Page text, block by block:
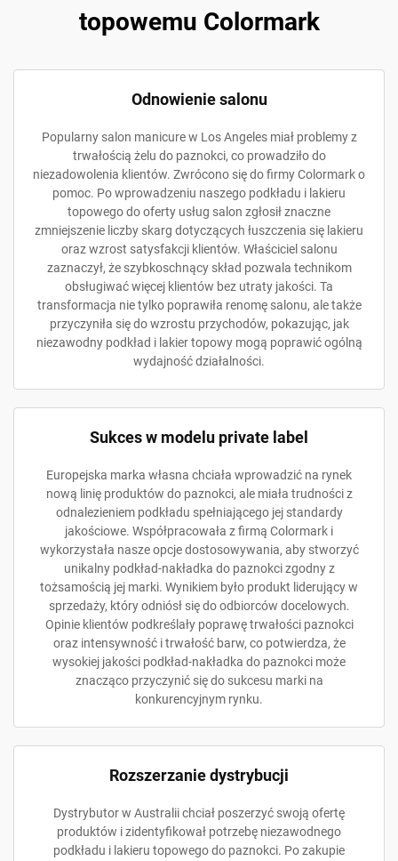
topowemu Colormark
Odnowienie salonu
Popularny salon manicure w Los Angeles miał problemy z
trwałością żelu do paznokci, co prowadziło do
niezadowolenia klientów. Zwrócono się do firmy Colormark o
pomoc. Po wprowadzeniu naszego podkładu i lakieru
topowego do oferty usług salon zgłosił znaczne
zmniejszenie liczby skarg dotyczących łuszczenia się lakieru
oraz wzrost satysfakcji klientów. Właściciel salonu
zaznaczył, że szybkoschnący skład pozwala technikom
obsługiwać więcej klientów bez utraty jakości. Ta
transformacja nie tylko poprawiła renomę salonu, ale także
przyczyniła się do wzrostu przychodów, pokazując, jak
niezawodny podkład i lakier topowy mogą poprawić ogólną
wydajność działalności.
Sukces w modelu private label
Europejska marka własna chciała wprowadzić na rynek
nową linię produktów do paznokci, ale miała trudności z
odnalezieniem podkładu spełniającego jej standardy
jakościowe. Współpracowała z firmą Colormark i
wykorzystała nasze opcje dostosowywania, aby stworzyć
unikalny podkład-nakładka do paznokci zgodny z
tożsamością jej marki. Wynikiem było produkt liderujący w
sprzedaży, który odniósł się do odbiorców docelowych.
Opinie klientów podkreślały poprawę trwałości paznokci
oraz intensywność i trwałość barw, co potwierdza, że
wysokiej jakości podkład-nakładka do paznokci może
znacząco przyczynić się do sukcesu marki na
konkurencyjnym rynku.
Rozszerzanie dystrybucji
Dystrybutor w Australii chciał poszerzyć swoją ofertę
produktów i zidentyfikował potrzebę niezawodnego
podkładu i lakieru topowego do paznokci. Po zakupie